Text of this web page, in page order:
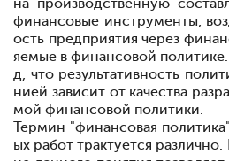
на производственную
финансовые инструменты,
ость предприятия через
яемые в финансовой
д, что результативность
нией зависит от качества
мой финансовой политики.
Термин "финансовая
ых работ трактуется